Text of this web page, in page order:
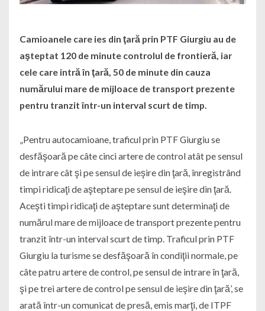
Camioanele care ies din ţară prin PTF Giurgiu au de
aşteptat 120 de minute controlul de frontieră, iar
cele care intră în ţară, 50 de minute din cauza
numărului mare de mijloace de transport prezente
pentru tranzit într-un interval scurt de timp.
„Pentru autocamioane, traficul prin PTF Giurgiu se
desfăşoară pe câte cinci artere de control atât pe sensul
de intrare cât şi pe sensul de ieşire din ţară, înregistrând
timpi ridicaţi de aşteptare pe sensul de ieşire din ţară.
Aceşti timpi ridicaţi de aşteptare sunt determinaţi de
numărul mare de mijloace de transport prezente pentru
tranzit într-un interval scurt de timp. Traficul prin PTF
Giurgiu la turisme se desfăşoară în condiţii normale, pe
câte patru artere de control, pe sensul de intrare în ţară,
şi pe trei artere de control pe sensul de ieşire din ţară’, se
arată într-un comunicat de presă, emis marţi, de ITPF